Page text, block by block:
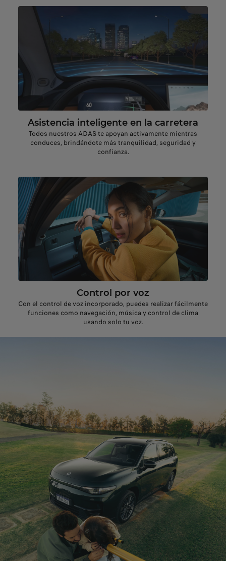
Asistencia inteligente en la carretera
Todos nuestros ADAS te apoyan activamente mientras
conduces, brindándote más tranquilidad, seguridad y
confianza.
Control por voz
Con el control de voz incorporado, puedes realizar fácilmente
funciones como navegación, música y control de clima
usando solo tu voz.